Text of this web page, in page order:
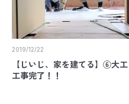
2019/12/22
【じいじ、家を建てる】⑥大工
工事完了！！